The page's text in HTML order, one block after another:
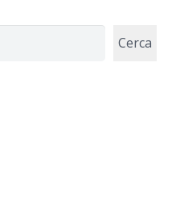
Cerca